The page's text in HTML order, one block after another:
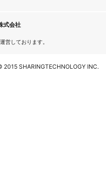
式会社
営しております。
2015 SHARINGTECHNOLOGY INC.